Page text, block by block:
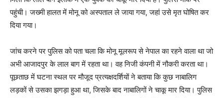
पहुंची। जख्मी हालत में मोनू को अस्पताल ले जाया गया, जहां उसे मृत घोषित कर
दिया गया।
जांच करने पर पुलिस को पता चला कि मोनू मूलरूप से नेपाल का रहने वाला था जो
अभी आजादपुर के लाल बाग में रहता था। वह निजी कंपनी में नौकरी करता था।
पूछताछ में घटना स्थल पर मौजूद प्रत्यक्षदर्शियों ने बताया कि कुछ नाबालिग
लड़कों से उसका झगड़ा हुआ था, जिसके बाद नाबालिगों ने चाकू मार दिया। पुलिस